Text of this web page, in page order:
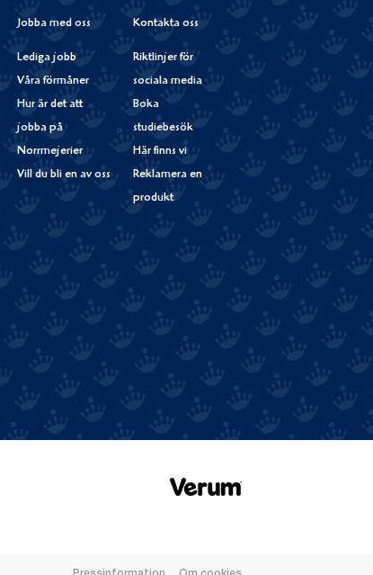
Jobba med oss
Lediga jobb
Våra förmåner
Hur är det att
jobba på
Norrmejerier
Vill du bli en av oss
Kontakta oss
Riktlinjer för
sociala media
Boka
studiebesök
Här finns vi
Reklamera en
produkt